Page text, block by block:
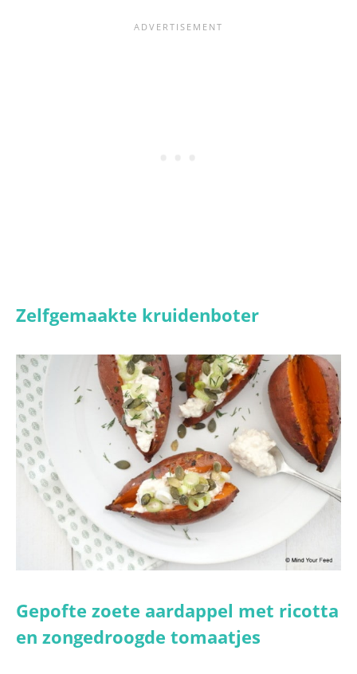
Zelfgemaakte kruidenboter
Gepofte zoete aardappel met ricotta
en zongedroogde tomaatjes